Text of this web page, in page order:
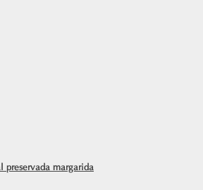
preservada margarida